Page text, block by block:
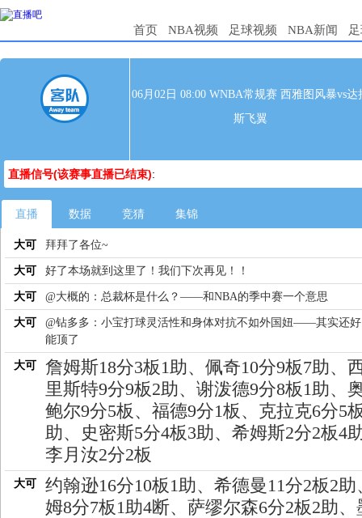
首页 NBA视频 足球视频 NBA新闻
06月02日 08:00 WNBA常规赛 西雅图风暴vs达
斯飞翼
直播信号(该赛事直播已结束):
直播 数据 竞猜 集锦
大可 拜拜了各位~
大可 好了本场就到这里了！我们下次再见！！
大可 @大概的：总裁杯是什么？——和NBA的季中赛一个意思
大可
@钻多多：小宝打球灵活性和身体对抗不如外国妞——其实还
能顶了
大可
詹姆斯18分3板1助、佩奇10分9板7助、
里斯特9分9板2助、谢泼德9分8板1助、
鲍尔9分5板、福德9分1板、克拉克6分5
助、史密斯5分4板3助、希姆斯2分2板4
李月汝2分2板
大可
约翰逊16分10板1助、希德曼11分2板2助
姆8分7板1助4断、萨缪尔森6分2板2助、